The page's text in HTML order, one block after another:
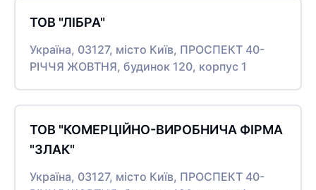
ТОВ "ЛІБРА"
Україна, 03127, місто Київ, ПРОСПЕКТ 40-
РІЧЧЯ ЖОВТНЯ, будинок 120, корпус 1
ТОВ "КОМЕРЦІЙНО-ВИРОБНИЧА ФІРМА
"ЗЛАК"
Україна, 03127, місто Київ, ПРОСПЕКТ 40-